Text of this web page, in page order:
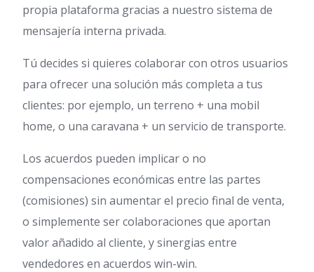
propia plataforma gracias a nuestro sistema de
mensajería interna privada.
Tú decides si quieres colaborar con otros usuarios
para ofrecer una solución más completa a tus
clientes: por ejemplo, un terreno + una mobil
home, o una caravana + un servicio de transporte.
Los acuerdos pueden implicar o no
compensaciones económicas entre las partes
(comisiones) sin aumentar el precio final de venta,
o simplemente ser colaboraciones que aportan
valor añadido al cliente, y sinergias entre
vendedores en acuerdos win-win.